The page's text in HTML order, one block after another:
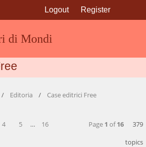
di Mondi
Logout Register
Editoria Case editrici Free
4 5 … 16 Page 1 of16 379
topics